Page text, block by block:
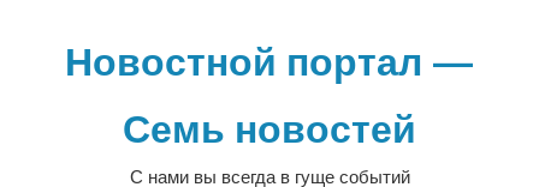
содержимомуНовостной портал —
Семь новостей
С нами вы всегда в гуще событий